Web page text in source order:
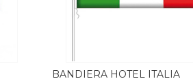
BANDIERA HOTEL ITALIA